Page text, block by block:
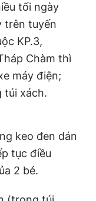
ngày 24.3.2020
Niên. Cấm sao
thuận bằng văn
tối ngày
trên tuyến
KP.3,
Chàm thì
máy điện;
túi xách.
keo đen dán
tục điều
2 bé.